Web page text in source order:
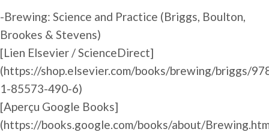
-Brewing: Science and Practice (Briggs, Boulton,
Brookes & Stevens)
[Lien Elsevier / ScienceDirect]
(https://shop.elsevier.com/books/brewing/briggs/
1-85573-490-6)
[Aperçu Google Books]
(https://books.google.com/books/about/